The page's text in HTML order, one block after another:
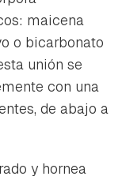
maicena
o bicarbonato
unión se
con una
de abajo a
y hornea